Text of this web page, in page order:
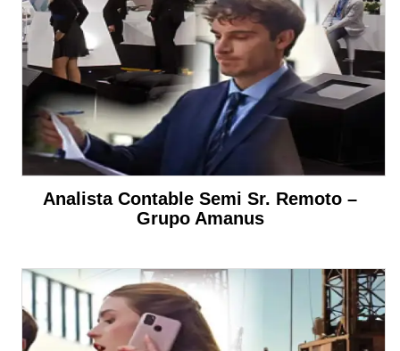
Analista Contable Semi Sr. Remoto –
Grupo Amanus